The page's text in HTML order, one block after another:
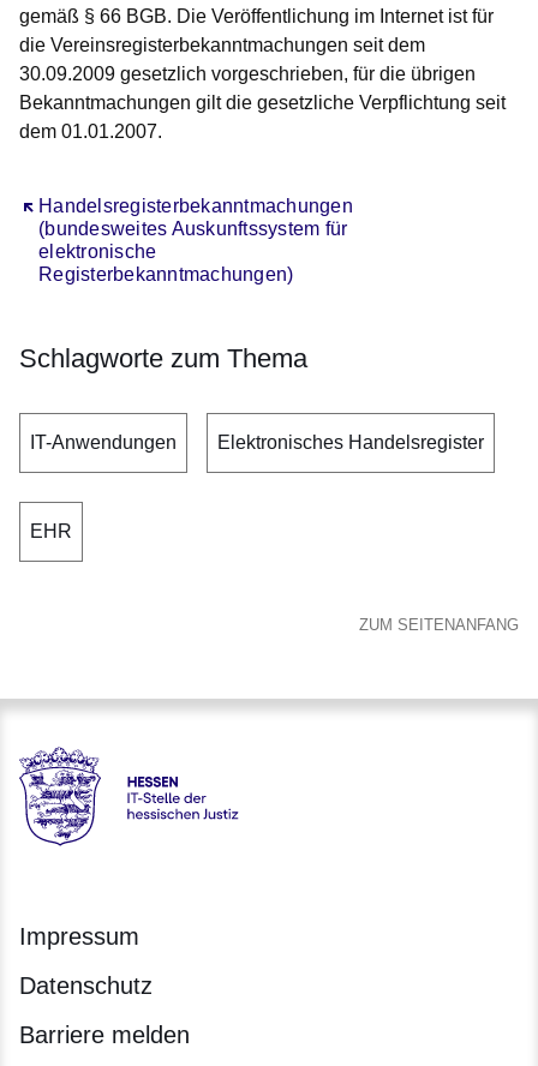
gemäß § 66 BGB. Die Veröffentlichung im Internet ist für
die Vereinsregisterbekanntmachungen seit dem
30.09.2009 gesetzlich vorgeschrieben, für die übrigen
Bekanntmachungen gilt die gesetzliche Verpflichtung seit
dem 01.01.2007.
Handelsregisterbekanntmachungen
(bundesweites Auskunftssystem für
elektronische
Registerbekanntmachungen)
Öffnet sich in einem neuen Fenster
Schlagworte zum Thema
IT-Anwendungen Elektronisches Handelsregister
EHR
ZUM SEITENANFANG
Hessen - IT-Stelle der hessischen Justiz
Impressum
Datenschutz
Barriere melden